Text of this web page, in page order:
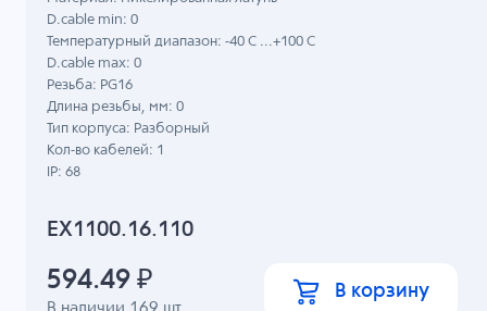
EX1100.16.110
D.cable min: 0
Температурный диапазон: -40 C ...+100 C
D.cable max: 0
Резьба: PG16
Длина резьбы, мм: 0
Тип корпуса: Разборный
Кол-во кабелей: 1
IP: 68
594.49 ₽ В корзину